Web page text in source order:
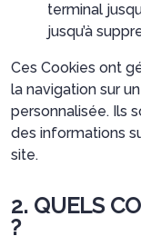
terminal
jusqu’à
Ces Cookies ont
la navigation sur
personnalisée. Ils
des informations
site.
2. QUELS
?